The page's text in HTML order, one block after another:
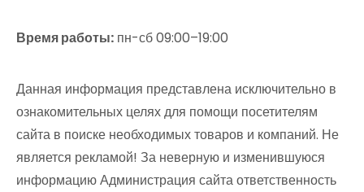
Время работы: пн-сб 09:00–19:00
Данная информация представлена исключительно в
ознакомительных целях для помощи посетителям
сайта в поиске необходимых товаров и компаний. Не
является рекламой! За неверную и изменившуюся
информацию Администрация сайта ответственность